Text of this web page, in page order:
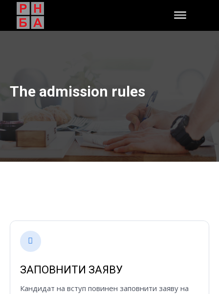
The admission rules
ЗАПОВНИТИ ЗАЯВУ
Кандидат на вступ повинен заповнити заяву на